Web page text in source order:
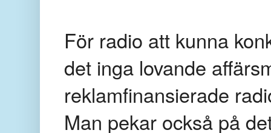
För radio att kunna
det inga lovande
reklamfinansierade
Man pekar också på